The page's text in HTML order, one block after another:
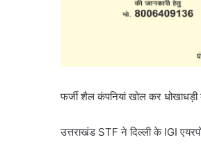
फर्जी शैल कंपनियां खोल कर धोखाधड़ी
उत्तराखंड STF ने दिल्ली के IGI